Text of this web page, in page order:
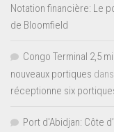
Notation financière: Le
de Bloomfield
Congo Terminal 2,5
nouveaux portiques dans
réceptionne six
Port d'Abidjan: Côte